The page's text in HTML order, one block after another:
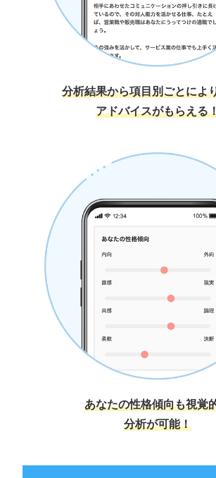
分析結果から項目別ごとによ
アドバイスがもらえる
あなたの性格傾向も視覚
分析が可能！